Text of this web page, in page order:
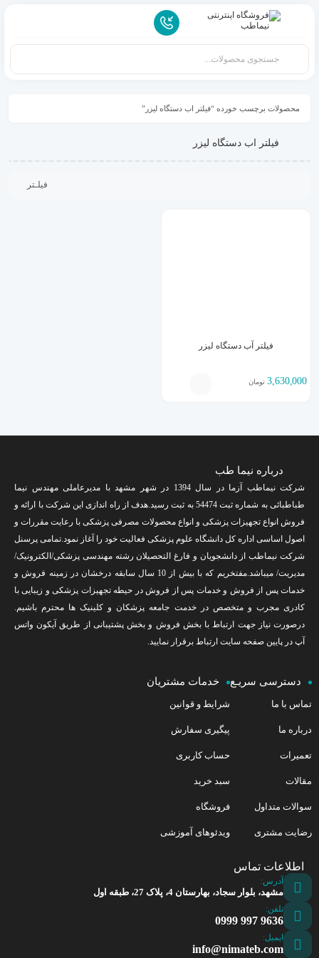
محصولات برچسب خورده “فیلتر اب دستگاه لیزر”
فیلتر اب دستگاه لیزر
فیلـتر
فیلتر آب دستگاه لیزر
3,630,000 تومان
درباره نیما طب
شرکت نیماطب آزما در سال 1394 در شهر مشهد با مدیرعاملی مهندس نیما
طباطبائی به شماره ثبت 54474 به ثبت رسید.هدف از راه اندازی این شرکت با ارائه و
فروش انواع تجهیزات پزشکی و انواع محصولات مصرفی پزشکی با رعایت مقررات و
اصول اساسی اداره کل دانشگاه علوم پزشکی فعالیت خود را آغاز نمود.تمامی پرسنل
شرکت نیماطب از دانشجویان و فارغ التحصیلان رشته مهندسی پزشکی/الکترونیک/
مدیریت/ میباشد.مفتخریم که با بیش از 10 سال سابقه درخشان در زمینه فروش و
خدمات پس از فروش و خدمات پس از فروش در حیطه تجهیزات پزشکی و زیبایی با
کادری مجرب و متخصص در خدمت جامعه پزشکان و کلینیک ها محترم باشیم.
درصورت نیاز جهت ارتباط با بخش فروش و بخش پشتیبانی از طریق آیکون واتس
آپ در پایین صفحه سایت ارتباط برقرار نمایید.
دسترسی سریـع
تماس با ما
درباره ما
تعمیرات
مقالات
سوالات متداول
رضایت مشتری
خدمات مشتریان
شرایط و قوانین
پیگیری سفارش
حساب کاربری
سبد خرید
فروشگاه
ویدئوهای آموزشی
اطلاعات تماس
آدرس:
مشهد، بلوار سجاد، بهارستان 4، پلاک 27، طبقه اول
تلفن:
9636 997 0999
ایمیل:
info@nimateb.com